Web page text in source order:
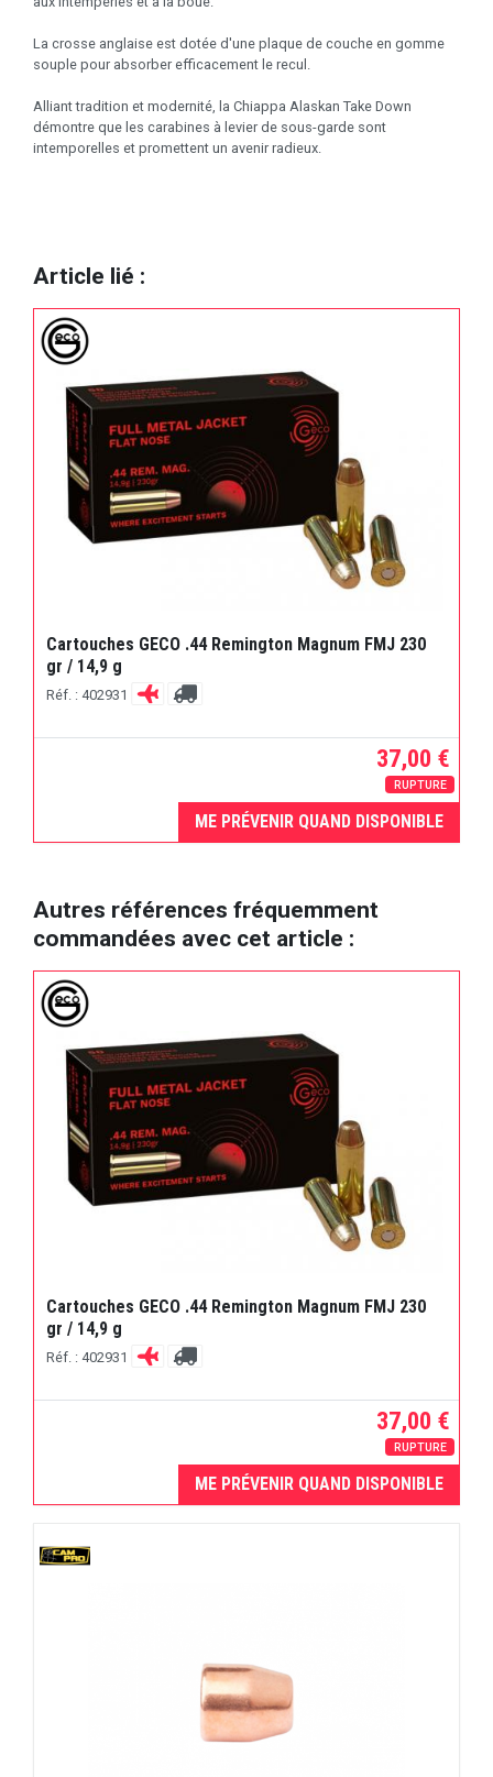
La crosse anglaise est dotée d'une plaque de couche en gomme
souple pour absorber efficacement le recul.
Alliant tradition et modernité, la Chiappa Alaskan Take Down
démontre que les carabines à levier de sous-garde sont
intemporelles et promettent un avenir radieux.
Article lié :
Cartouches GECO .44 Remington Magnum FMJ 230
gr / 14,9 g
Réf. : 402931
37,00 €
RUPTURE
ME PRÉVENIR QUAND DISPONIBLE
Autres références fréquemment
commandées avec cet article :
Cartouches GECO .44 Remington Magnum FMJ 230
gr / 14,9 g
Réf. : 402931
37,00 €
RUPTURE
ME PRÉVENIR QUAND DISPONIBLE